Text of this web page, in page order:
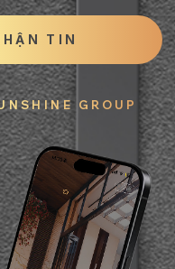
TIN
GROUP